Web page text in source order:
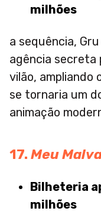
milhões
a sequência,
agência secreta
vilão, ampliando
se tornaria um
animação
17. Meu
Bilheteria
milhões